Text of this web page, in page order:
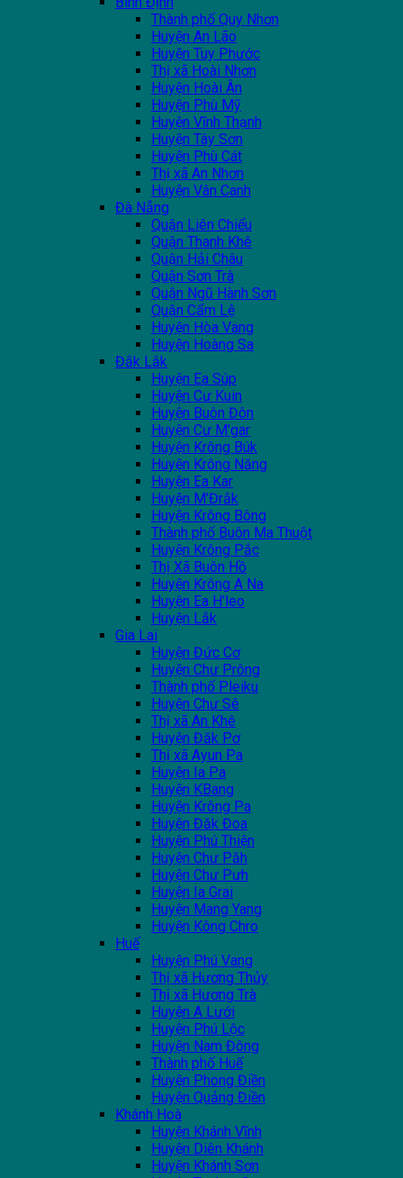
Thành phố Quy Nhơn
Huyện An Lão
Huyện Tuy Phước
Thị xã Hoài Nhơn
Huyện Hoài Ân
Huyện Phù Mỹ
Huyện Vĩnh Thạnh
Huyện Tây Sơn
Huyện Phù Cát
Thị xã An Nhơn
Huyện Vân Canh
Đà Nẵng
Quận Liên Chiểu
Quận Thanh Khê
Quận Hải Châu
Quận Sơn Trà
Quận Ngũ Hành Sơn
Quận Cẩm Lệ
Huyện Hòa Vang
Huyện Hoàng Sa
Đắk Lắk
Huyện Ea Súp
Huyện Cư Kuin
Huyện Buôn Đôn
Huyện Cư M'gar
Huyện Krông Búk
Huyện Krông Năng
Huyện Ea Kar
Huyện M'Đrắk
Huyện Krông Bông
Thành phố Buôn Ma Thuột
Huyện Krông Pắc
Thị Xã Buôn Hồ
Huyện Krông A Na
Huyện Ea H'leo
Huyện Lắk
Gia Lai
Huyện Đức Cơ
Huyện Chư Prông
Thành phố Pleiku
Huyện Chư Sê
Thị xã An Khê
Huyện Đăk Pơ
Thị xã Ayun Pa
Huyện Ia Pa
Huyện KBang
Huyện Krông Pa
Huyện Đăk Đoa
Huyện Phú Thiện
Huyện Chư Păh
Huyện Chư Pưh
Huyện Ia Grai
Huyện Mang Yang
Huyện Kông Chro
Huế
Huyện Phú Vang
Thị xã Hương Thủy
Thị xã Hương Trà
Huyện A Lưới
Huyện Phú Lộc
Huyện Nam Đông
Thành phố Huế
Huyện Phong Điền
Huyện Quảng Điền
Khánh Hoà
Huyện Khánh Vĩnh
Huyện Diên Khánh
Huyện Khánh Sơn